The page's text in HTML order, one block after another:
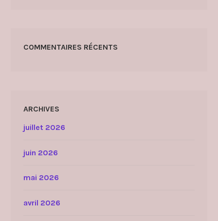
COMMENTAIRES RÉCENTS
ARCHIVES
juillet 2026
juin 2026
mai 2026
avril 2026